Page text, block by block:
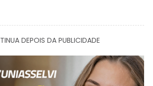
DEPOIS DA PUBLICIDADE